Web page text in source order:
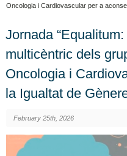
Oncologia i Cardiovascular per a
Jornada
multicèntric dels
Oncologia i
la Igualtat de
February 25th, 2026